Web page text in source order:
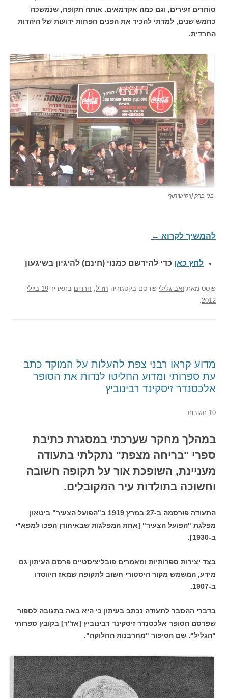
סוחרים זעירים, וגם כמה אקדמאים. אותה תקופה, שנמשכה
כחמש שנים, למדתי להכיר את הפנים הפחות ידועות של היהדות
החרדית.
בני ברק [ויקישיתוף
להמשיך לקרוא ←
לחץ כאן כדי להירשם כמנוי (חינם) להיגיון בשיגעון
פוסט מאת זאב גלילי פורסם בקטגוריה חז"ל חרדים בתאריך
19 ביולי
2012
מדוע קראו רבני צפת להעלות על המוקד כתב
עת ספרותי ומדוע החליטו לנדות את הסופר
אלכסנדר זיסקינד רבינוביץ
10 תגובות
במהלך מחקר שערכתי במסגרת כתיבת
ספרי "בריחה מצפת" נתקלתי בתעודה
מעניינת, השופכת אור על תקופה חשובה
וחשוכה בתולדות עיר המקובלים.
התעודה פורסמה ב-27 במרץ 1919 ב"הפועל הצעיר" ביטאון
מפלגת "הפועל הצעיר" [אחת המפלגות שבאיחודן הפכו למפא"י
ב-1930].
בצד יצירות ספרותיות ומאמרים פובליציסטיים פרסם העיתון גם
מידע, המשמש מקור היסטורי חשוב לתקופה שמאז היווסדו
ב-1907.
בדברי ההסבר לתעודה נכתב בעיתון כי היא באה בתגובה לספור
שפרסם הסופר אלכסנדר זיסקינד רבינוביץ [אז"ר] בקובץ ספרותי
"הגליל". שם הסיפור "מחרבנות החלוקה".